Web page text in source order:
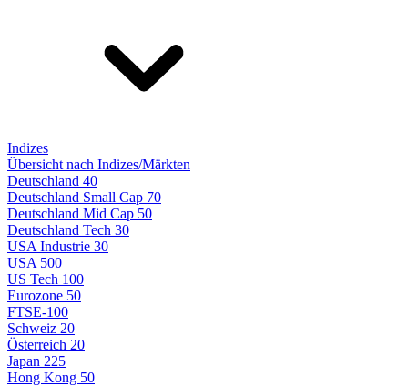
Indizes
Übersicht nach Indizes/Märkten
Deutschland 40
Deutschland Small Cap 70
Deutschland Mid Cap 50
Deutschland Tech 30
USA Industrie 30
USA 500
US Tech 100
Eurozone 50
FTSE-100
Schweiz 20
Österreich 20
Japan 225
Hong Kong 50